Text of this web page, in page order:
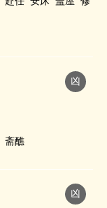
凶
斋醮
凶